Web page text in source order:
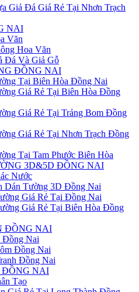
Giả Đá Giá Rẻ Tại Nhơn Trạch
NAI
Văn
Hoa Văn
Đá Và Giả Gỗ
ĐỒNG NAI
Tại Biên Hòa Đồng Nai
Giá Rẻ Tại Biên Hòa Đồng
Giá Rẻ Tại Trảng Bom Đồng
Giá Rẻ Tại Nhơn Trạch Đồng
Tại Tam Phước Biên Hòa
3D&5D ĐỒNG NAI
Nước
Dán Tường 3D Đồng Nai
Giá Rẻ Tại Đồng Nai
Giá Rẻ Tại Biên Hòa Đồng
ĐỒNG NAI
Đồng Nai
Đồng Nai
Đồng Nai
ĐỒNG NAI
Tạo